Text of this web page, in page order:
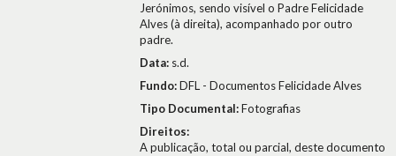
Jerónimos, sendo visível o Padre Felicidade
Alves (à direita), acompanhado por outro
padre.
Data: s.d.
Fundo:DFL - Documentos Felicidade Alves
Tipo Documental:Fotografias
Direitos:
A publicação, total ou parcial, deste documento